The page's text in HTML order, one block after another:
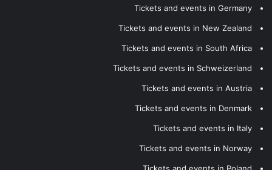
Tickets and events in Germany
Tickets and events in New Zealand
Tickets and events in South Africa
Tickets and events in Schweizerland
Tickets and events in Austria
Tickets and events in Denmark
Tickets and events in Italy
Tickets and events in Norway
Tickets and events in Poland